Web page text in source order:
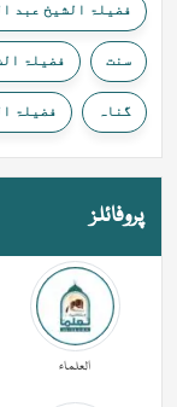
فضیلۃ الشیخ عبد
سنت فضیلۃ
گناہ فضیلۃ
پروفائلز
العلماء